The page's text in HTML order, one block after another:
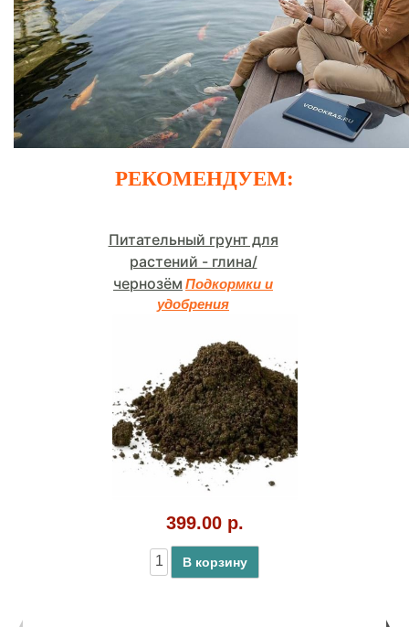
РЕКОМЕНДУЕМ:
Питательный грунт для
растений - глина/
чернозём Подкормки и
удобрения
399.00 р.
В корзину